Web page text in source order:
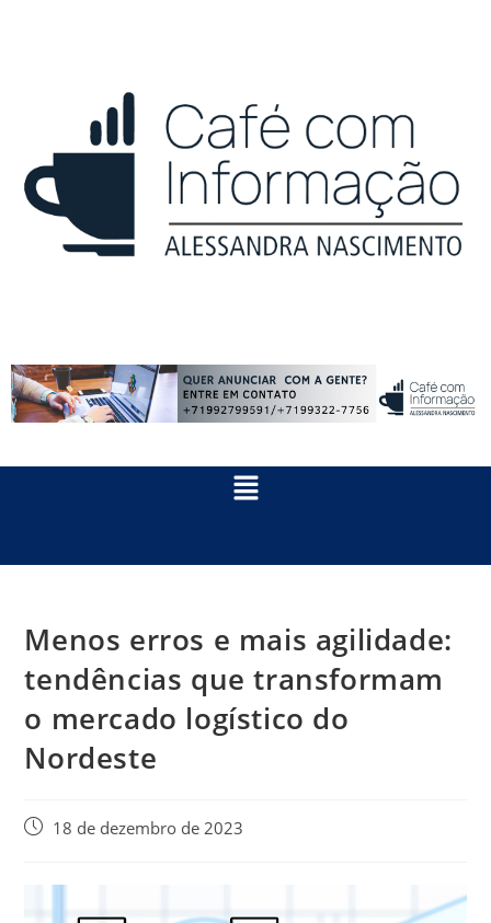
Menos erros e mais agilidade:
tendências que transformam
o mercado logístico do
Nordeste
18 de dezembro de 2023